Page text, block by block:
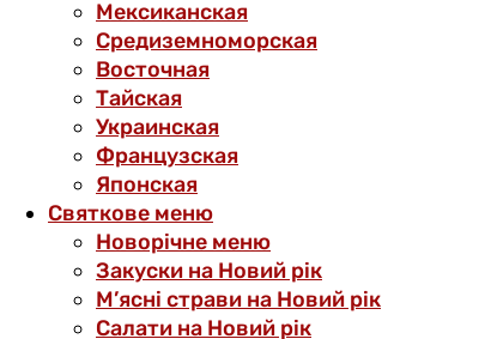
Мексиканская
Средиземноморская
Восточная
Тайская
Украинская
Французская
Японская
Святкове меню
Новорічне меню
Закуски на Новий рік
М’ясні страви на Новий рік
Салати на Новий рік